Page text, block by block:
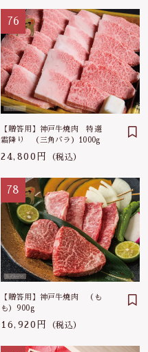
76
【贈答用】神戸牛焼肉 特選
霜降り （三角バラ）1000g
24,800円 （税込）
78
【贈答用】神戸牛焼肉 （も
も）900g
16,920円 （税込）